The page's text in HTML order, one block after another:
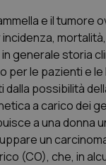
& coronaropatie
e il tumore
generale storia
per le pazienti e le
possibilità
a carico dei
a una donna
un
(CO), che, in